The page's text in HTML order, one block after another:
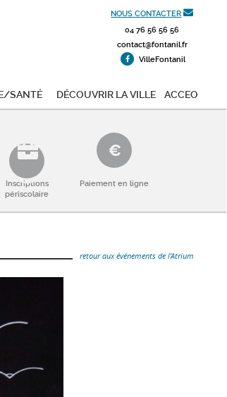
NOUS CONTACTER
04 76 56 56 56
contact@fontanil.fr
VilleFontanil
Santé Découvrir la ville ACCEO
Inscriptions
périscolaire
Paiement en ligne
retour aux événements de l'Atrium